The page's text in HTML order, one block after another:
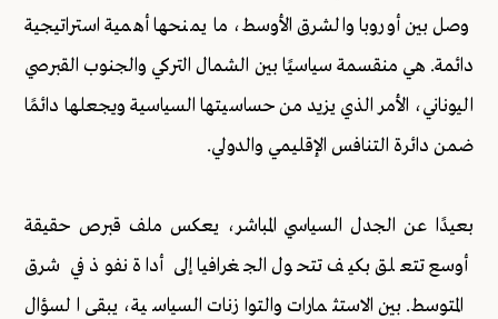
وصل بين أوروبا والشرق الأوسط، ما يمنحها أهمية استراتيجية
دائمة. هي منقسمة سياسيًا بين الشمال التركي والجنوب القبرصي
اليوناني، الأمر الذي يزيد من حساسيتها السياسية ويجعلها دائمًا
ضمن دائرة التنافس الإقليمي والدولي.
بعيدًا عن الجدل السياسي المباشر، يعكس ملف قبرص حقيقة
أوسع تتعلق بكيف تتحول الجغرافيا إلى أداة نفوذ في شرق
المتوسط. بين الاستثمارات والتوازنات السياسية، يبقى السؤال